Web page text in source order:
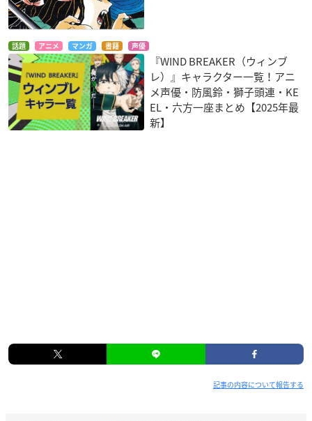
話題 アニメ マンガ 書籍 声優
『WIND BREAKER（ウィンブ
レ）』キャラクター一覧！アニ
メ声優・防風鈴・獅子頭連・KE
EL・六方一座まとめ【2025年最
新】
記事の内容について報告する